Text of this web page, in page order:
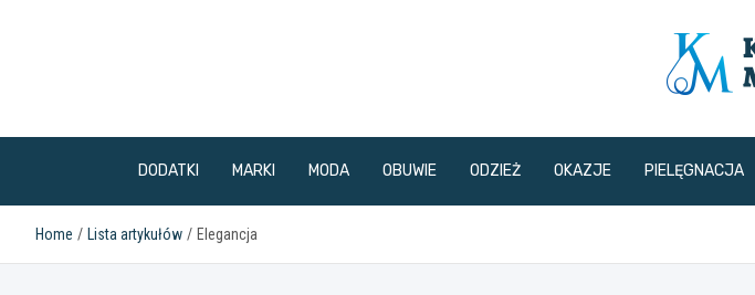
DODATKI MARKI MODA OBUWIE ODZIEŻ OKAZJE PIELĘGNACJA
Home Lista artykułów Elegancja